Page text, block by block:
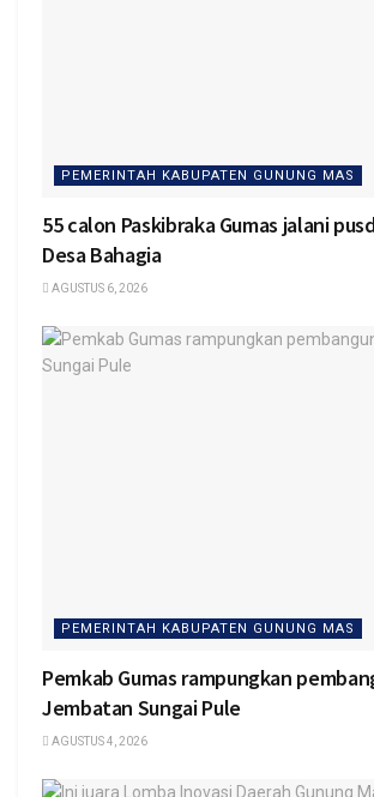
PEMERINTAH KABUPATEN GUNUNG MAS
55 calon Paskibraka Gumas jalani
Desa Bahagia
AGUSTUS 6, 2026
PEMERINTAH KABUPATEN GUNUNG MAS
Pemkab Gumas rampungkan
Jembatan Sungai Pule
AGUSTUS 4, 2026